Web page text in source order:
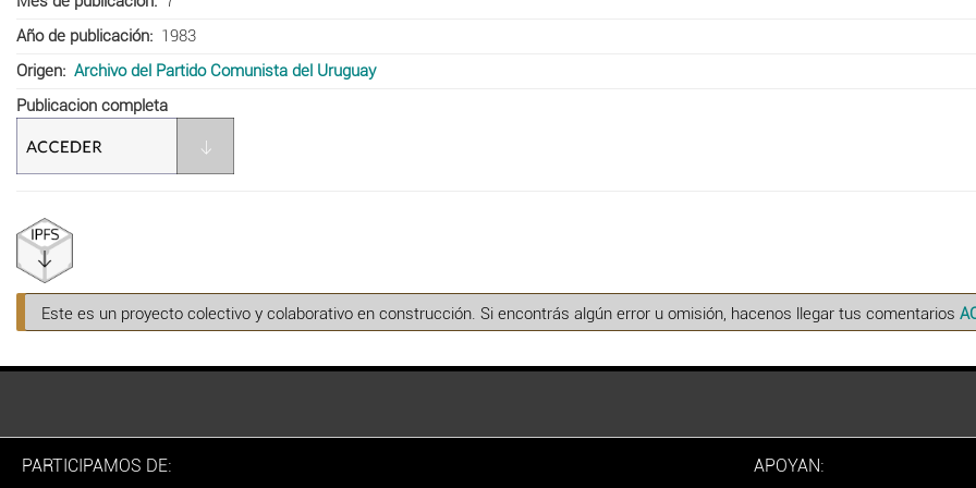
Año de publicación
1983
Origen
Archivo del Partido Comunista del Uruguay
Publicacion completa
Este es un proyecto colectivo y colaborativo en construcción. Si encontrás algún error u omisión, hacenos llegar tus comentarios
PARTICIPAMOS DE: APOYAN: